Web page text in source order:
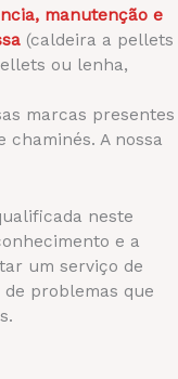
manutenção e
(caldeira a pellets
ou lenha,
marcas presentes
chaminés. A nossa
neste
e a
um serviço de
problemas que